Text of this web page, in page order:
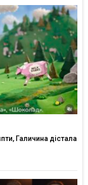
Галичина дістала